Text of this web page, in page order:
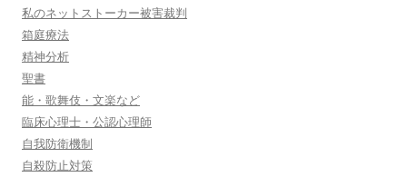
私のネットストーカー被害裁判
箱庭療法
精神分析
聖書
能・歌舞伎・文楽など
臨床心理士・公認心理師
自我防衛機制
自殺防止対策